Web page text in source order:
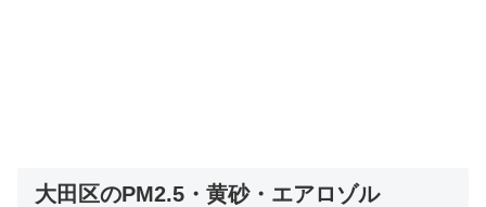
大田区のPM2.5・黄砂・エアロゾル